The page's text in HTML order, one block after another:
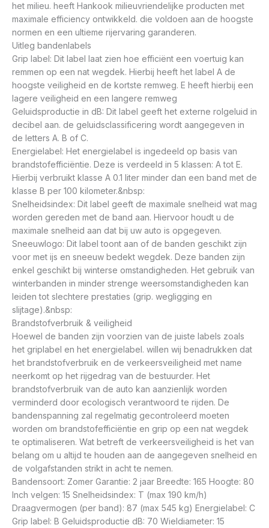
het milieu. heeft Hankook milieuvriendelijke producten met
maximale efficiency ontwikkeld. die voldoen aan de hoogste
normen en een ultieme rijervaring garanderen.
Uitleg bandenlabels
Grip label: Dit label laat zien hoe efficiënt een voertuig kan
remmen op een nat wegdek. Hierbij heeft het label A de
hoogste veiligheid en de kortste remweg. E heeft hierbij een
lagere veiligheid en een langere remweg
Geluidsproductie in dB: Dit label geeft het externe rolgeluid in
decibel aan. de geluidsclassificering wordt aangegeven in
de letters A. B of C.
Energielabel: Het energielabel is ingedeeld op basis van
brandstofefficiëntie. Deze is verdeeld in 5 klassen: A tot E.
Hierbij verbruikt klasse A 0.1 liter minder dan een band met de
klasse B per 100 kilometer.&nbsp:
Snelheidsindex: Dit label geeft de maximale snelheid wat mag
worden gereden met de band aan. Hiervoor houdt u de
maximale snelheid aan dat bij uw auto is opgegeven.
Sneeuwlogo: Dit label toont aan of de banden geschikt zijn
voor met ijs en sneeuw bedekt wegdek. Deze banden zijn
enkel geschikt bij winterse omstandigheden. Het gebruik van
winterbanden in minder strenge weersomstandigheden kan
leiden tot slechtere prestaties (grip. wegligging en
slijtage).&nbsp:
Brandstofverbruik & veiligheid
Hoewel de banden zijn voorzien van de juiste labels zoals
het griplabel en het energielabel. willen wij benadrukken dat
het brandstofverbruik en de verkeersveiligheid met name
neerkomt op het rijgedrag van de bestuurder. Het
brandstofverbruik van de auto kan aanzienlijk worden
verminderd door ecologisch verantwoord te rijden. De
bandenspanning zal regelmatig gecontroleerd moeten
worden om brandstofefficiëntie en grip op een nat wegdek
te optimaliseren. Wat betreft de verkeersveiligheid is het van
belang om u altijd te houden aan de aangegeven snelheid en
de volgafstanden strikt in acht te nemen.
Bandensoort: Zomer Garantie: 2 jaar Breedte: 165 Hoogte: 80
Inch velgen: 15 Snelheidsindex: T (max 190 km/h)
Draagvermogen (per band): 87 (max 545 kg) Energielabel: C
Grip label: B Geluidsproductie dB: 70 Wieldiameter: 15